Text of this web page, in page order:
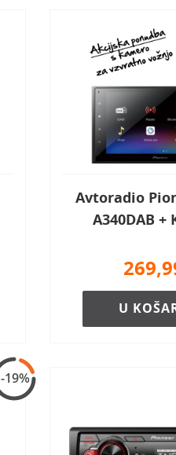
Avtoradio
A340DAB +
U
-19%